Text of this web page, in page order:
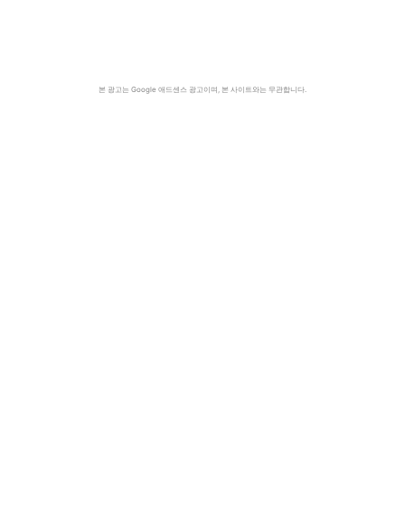
본 광고는 Google 애드센스 광고이며, 본 사이트와는 무관합니다.